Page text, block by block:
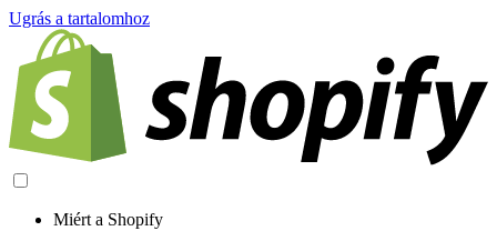
Ugrás a tartalomhoz
Miért a Shopify